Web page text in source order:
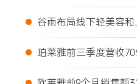
• 谷雨布局线下轻美容
• 珀莱雅前三季度营收